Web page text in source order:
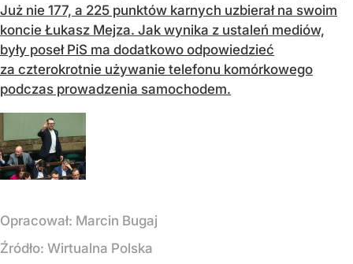
Już nie 177, a 225 punktów karnych uzbierał na swoim
koncie Łukasz Mejza. Jak wynika z ustaleń mediów,
były poseł PiS ma dodatkowo odpowiedzieć
za czterokrotnie używanie telefonu komórkowego
podczas prowadzenia samochodem.
Opracował: Marcin Bugaj
Źródło: Wirtualna Polska